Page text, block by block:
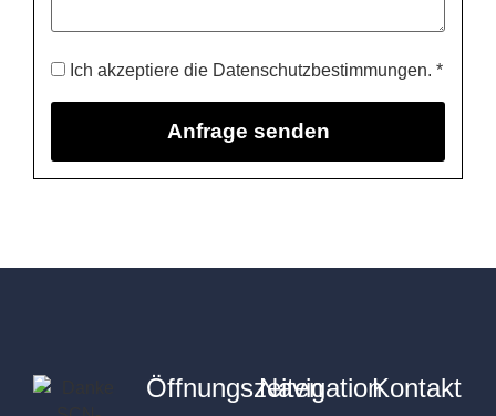
Ich akzeptiere die Datenschutzbestimmungen. *
Öffnungszeiten
NavigationKontakt